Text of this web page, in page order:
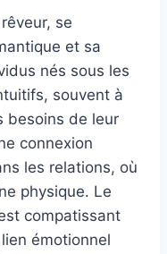
se
et sa
nés sous les
souvent à
besoins de leur
connexion
les relations, où
physique. Le
compatissant
émotionnel